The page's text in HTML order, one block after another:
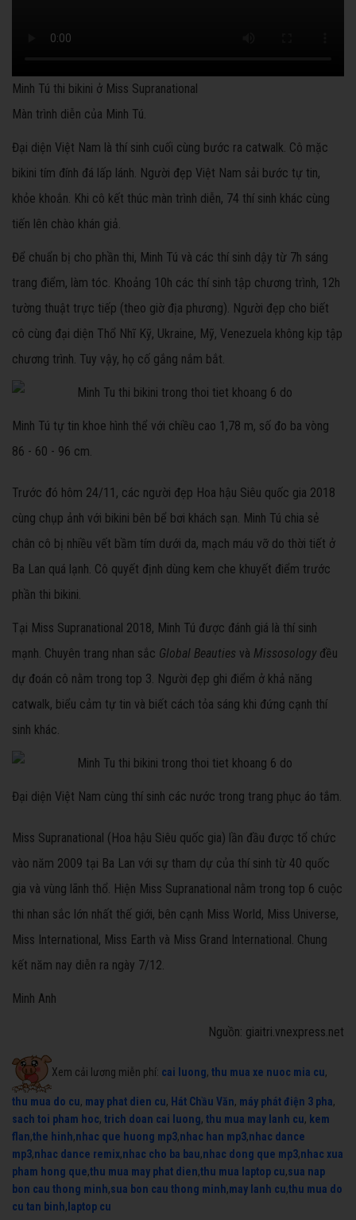
Minh Tú thi bikini ở Miss Supranational
Màn trình diễn của Minh Tú.
Đại diện Việt Nam là thí sinh cuối cùng bước ra catwalk. Cô mặc
bikini tím đính đá lấp lánh. Người đẹp Việt Nam sải bước tự tin,
khỏe khoắn. Khi cô kết thúc màn trình diễn, 74 thí sinh khác cùng
tiến lên chào khán giả.
Để chuẩn bị cho phần thi, Minh Tú và các thí sinh dậy từ 7h sáng
trang điểm, làm tóc. Khoảng 10h các thí sinh tập chương trình, 12h
tường thuật trực tiếp (theo giờ địa phương). Người đẹp cho biết
cô cùng đại diện Thổ Nhĩ Kỹ, Ukraine, Mỹ, Venezuela không kịp tập
chương trình. Tuy vậy, họ cố gắng nắm bắt.
Minh Tú tự tin khoe hình thể với chiều cao 1,78 m, số đo ba vòng
86 - 60 - 96 cm.
Trước đó hôm 24/11, các người đẹp Hoa hậu Siêu quốc gia 2018
cùng chụp ảnh với bikini bên bể bơi khách sạn. Minh Tú chia sẻ
chân cô bị nhiều vết bầm tím dưới da, mạch máu vỡ do thời tiết ở
Ba Lan quá lạnh. Cô quyết định dùng kem che khuyết điểm trước
phần thi bikini.
Tại Miss Supranational 2018, Minh Tú được đánh giá là thí sinh
mạnh. Chuyên trang nhan sắc Global Beauties và Missosologyđều
dự đoán cô nằm trong top 3. Người đẹp ghi điểm ở khả năng
catwalk, biểu cảm tự tin và biết cách tỏa sáng khi đứng cạnh thí
sinh khác.
Đại diện Việt Nam cùng thí sinh các nước trong trang phục áo tắm.
Miss Supranational (Hoa hậu Siêu quốc gia) lần đầu được tổ chức
vào năm 2009 tại Ba Lan với sự tham dự của thí sinh từ 40 quốc
gia và vùng lãnh thổ. Hiện Miss Supranational nằm trong top 6 cuộc
thi nhan sắc lớn nhất thế giới, bên cạnh Miss World, Miss Universe,
Miss International, Miss Earth và Miss Grand International. Chung
kết năm nay diễn ra ngày 7/12.
Minh Anh
Nguồn: giaitri.vnexpress.net
Xem cải lương miễn phí: cai luong, thu mua xe nuoc mia cu,
thu mua do cu, may phat dien cu, Hát Chầu Văn, máy phát điện 3 pha,
sach toi pham hoc, trich doan cai luong, thu mua may lanh cu, kem
flan,the hinh,nhac que huong mp3,nhac han mp3,nhac dance
mp3,nhac dance remix,nhac cho ba bau,nhac dong que mp3,nhac xua
pham hong que,thu mua may phat dien,thu mua laptop cu,sua nap
bon cau thong minh,sua bon cau thong minh,may lanh cu,thu mua do
cu tan binh, laptop cu